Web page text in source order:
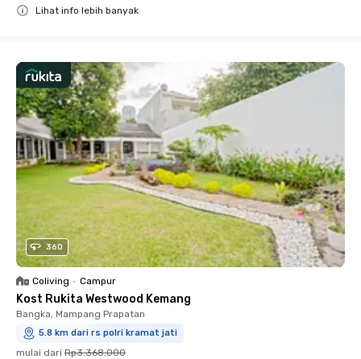
Lihat info lebih banyak
360
Coliving • Campur
Kost Rukita Westwood Kemang
Bangka, Mampang Prapatan
5.8 km dari rs polri kramat jati
mulai dari Rp3.368.000